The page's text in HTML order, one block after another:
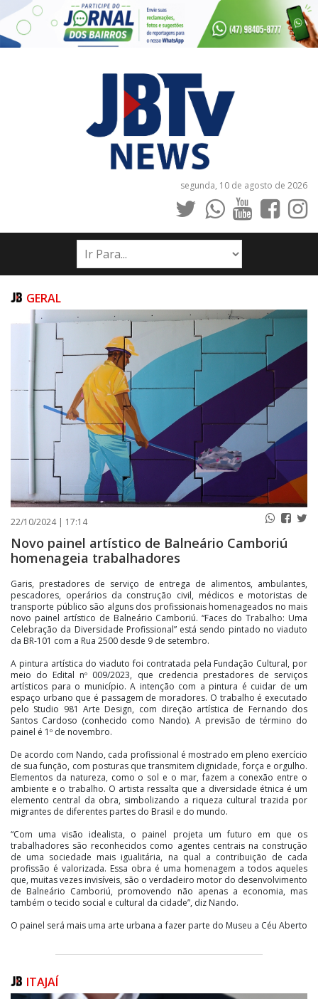
segunda, 10 de agosto de 2026
INÍCIO
NOTÍCIAS
PUBLICAÇÕES LEGAIS
CONTATO
GERAL
22/10/2024 | 17:14
Novo painel artístico de Balneário Camboriú
homenageia trabalhadores
Garis, prestadores de serviço de entrega de alimentos, ambulantes,
pescadores, operários da construção civil, médicos e motoristas de
transporte público são alguns dos profissionais homenageados no mais
novo painel artístico de Balneário Camboriú. “Faces do Trabalho: Uma
Celebração da Diversidade Profissional” está sendo pintado no viaduto
da BR-101 com a Rua 2500 desde 9 de setembro.
A pintura artística do viaduto foi contratada pela Fundação Cultural, por
meio do Edital nº 009/2023, que credencia prestadores de serviços
artísticos para o município. A intenção com a pintura é cuidar de um
espaço urbano que é passagem de moradores. O trabalho é executado
pelo Studio 981 Arte Design, com direção artística de Fernando dos
Santos Cardoso (conhecido como Nando). A previsão de término do
painel é 1º de novembro.
De acordo com Nando, cada profissional é mostrado em pleno exercício
de sua função, com posturas que transmitem dignidade, força e orgulho.
Elementos da natureza, como o sol e o mar, fazem a conexão entre o
ambiente e o trabalho. O artista ressalta que a diversidade étnica é um
elemento central da obra, simbolizando a riqueza cultural trazida por
migrantes de diferentes partes do Brasil e do mundo.
“Com uma visão idealista, o painel projeta um futuro em que os
trabalhadores são reconhecidos como agentes centrais na construção
de uma sociedade mais igualitária, na qual a contribuição de cada
profissão é valorizada. Essa obra é uma homenagem a todos aqueles
que, muitas vezes invisíveis, são o verdadeiro motor do desenvolvimento
de Balneário Camboriú, promovendo não apenas a economia, mas
também o tecido social e cultural da cidade”, diz Nando.
O painel será mais uma arte urbana a fazer parte do Museu a Céu Aberto
ITAJAÍ